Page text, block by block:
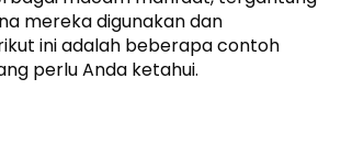
mereka digunakan dan
ini adalah beberapa contoh
perlu Anda ketahui.